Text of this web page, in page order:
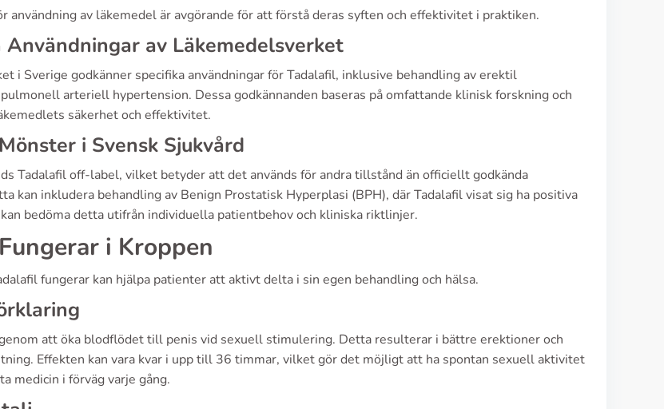
användning av läkemedel är avgörande för att förstå deras syften och effektivitet i praktiken.
Användningar av Läkemedelsverket
i Sverige godkänner specifika användningar för Tadalafil, inklusive behandling av erektil
arteriell hypertension. Dessa godkännanden baseras på omfattande klinisk forskning och
säkerhet och effektivitet.
i Svensk Sjukvård
Tadalafil off-label, vilket betyder att det används för andra tillstånd än officiellt godkända
kan inkludera behandling av Benign Prostatisk Hyperplasi (BPH), där Tadalafil visat sig ha positiva
bedöma detta utifrån individuella patientbehov och kliniska riktlinjer.
i Kroppen
fungerar kan hjälpa patienter att aktivt delta i sin egen behandling och hälsa.
att öka blodflödet till penis vid sexuell stimulering. Detta resulterar i bättre erektioner och
Effekten kan vara kvar i upp till 36 timmar, vilket gör det möjligt att ha spontan sexuell aktivitet
medicin i förväg varje gång.